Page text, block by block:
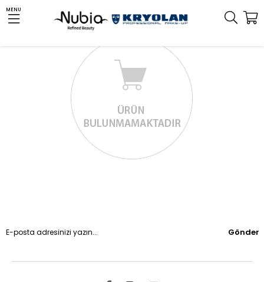
MENU
Gönder